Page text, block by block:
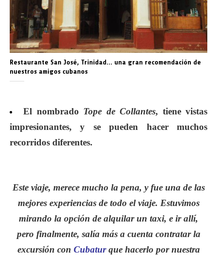
Restaurante San José, Trinidad… una gran recomendación de
nuestros amigos cubanos
El nombrado Tope de Collantes, tiene vistas
impresionantes, y se pueden hacer muchos
recorridos diferentes.
Este viaje, merece mucho la pena, y fue una de las
mejores experiencias de todo el viaje. Estuvimos
mirando la opción de alquilar un taxi, e ir allí,
pero finalmente, salía más a cuenta contratar la
excursión con Cubaturque hacerlo por nuestra